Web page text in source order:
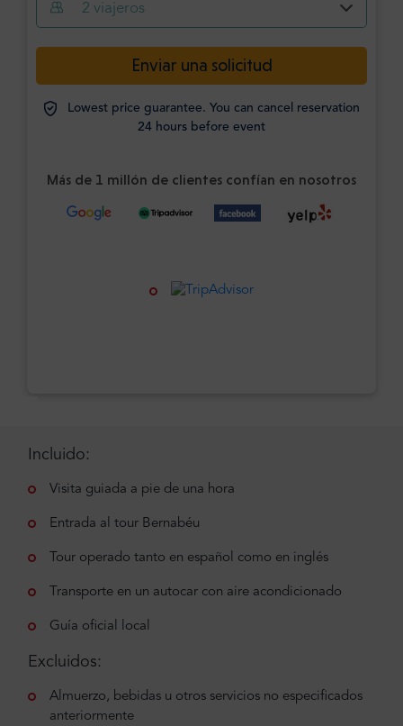
2 viajeros
Enviar una solicitud
Lowest price guarantee. You can cancel reservation
24 hours before event
Más de 1 millón de clientes confían en nosotros
Incluido:
Visita guiada a pie de una hora
Entrada al tour Bernabéu
Tour operado tanto en español como en inglés
Transporte en un autocar con aire acondicionado
Guía oficial local
Excluidos:
Almuerzo, bebidas u otros servicios no especificados
anteriormente